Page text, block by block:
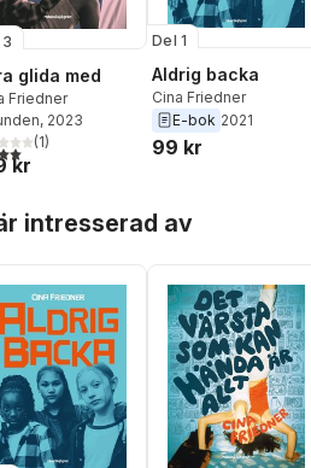
röster:
glida med
Friedner
, 2023
5 stjärnor. Totalt antal röster:
(1)
kr
Del 1
Aldrig backa
Cina Friedner
E-bok 2021
99 kr
intresserad av